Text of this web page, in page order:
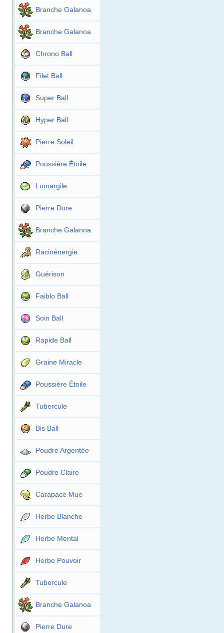
Branche Galanoa
Branche Galanoa
Chrono Ball
Filet Ball
Super Ball
Hyper Ball
Pierre Soleil
Poussière Étoile
Lumargile
Pierre Dure
Branche Galanoa
Racinénergie
Guérison
Faiblo Ball
Soin Ball
Rapide Ball
Graine Miracle
Poussière Étoile
Tubercule
Bis Ball
Poudre Argentée
Poudre Claire
Carapace Mue
Herbe Blanche
Herbe Mental
Herbe Pouvoir
Tubercule
Branche Galanoa
Pierre Dure